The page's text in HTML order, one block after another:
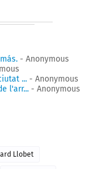
- Anonymous
... - Anonymous
l'arr... - Anonymous
Llobet